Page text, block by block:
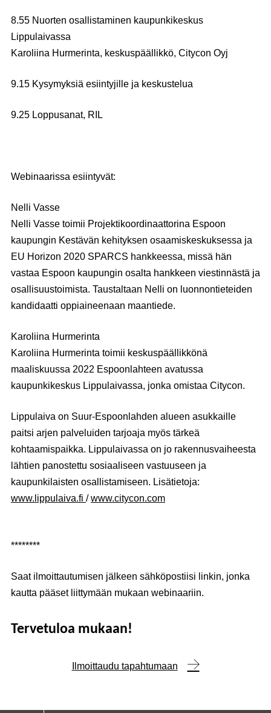
8.55 Nuorten osallistaminen kaupunkikeskus
Lippulaivassa
Karoliina Hurmerinta, keskuspäällikkö, Citycon Oyj
9.15 Kysymyksiä esiintyjille ja keskustelua
9.25 Loppusanat, RIL
Webinaarissa esiintyvät:
Nelli Vasse
Nelli Vasse toimii Projektikoordinaattorina Espoon
kaupungin Kestävän kehityksen osaamiskeskuksessa ja
EU Horizon 2020 SPARCS hankkeessa, missä hän
vastaa Espoon kaupungin osalta hankkeen viestinnästä ja
osallisuustoimista. Taustaltaan Nelli on luonnontieteiden
kandidaatti oppiaineenaan maantiede.
Karoliina Hurmerinta
Karoliina Hurmerinta toimii keskuspäällikkönä
maaliskuussa 2022 Espoonlahteen avatussa
kaupunkikeskus Lippulaivassa, jonka omistaa Citycon.
Lippulaiva on Suur-Espoonlahden alueen asukkaille
paitsi arjen palveluiden tarjoaja myös tärkeä
kohtaamispaikka. Lippulaivassa on jo rakennusvaiheesta
lähtien panostettu sosiaaliseen vastuuseen ja
kaupunkilaisten osallistamiseen. Lisätietoja:
www.lippulaiva.fi /www.citycon.com
********
Saat ilmoittautumisen jälkeen sähköpostiisi linkin, jonka
kautta pääset liittymään mukaan webinaariin.
Tervetuloa mukaan!
Ilmoittaudu tapahtumaan